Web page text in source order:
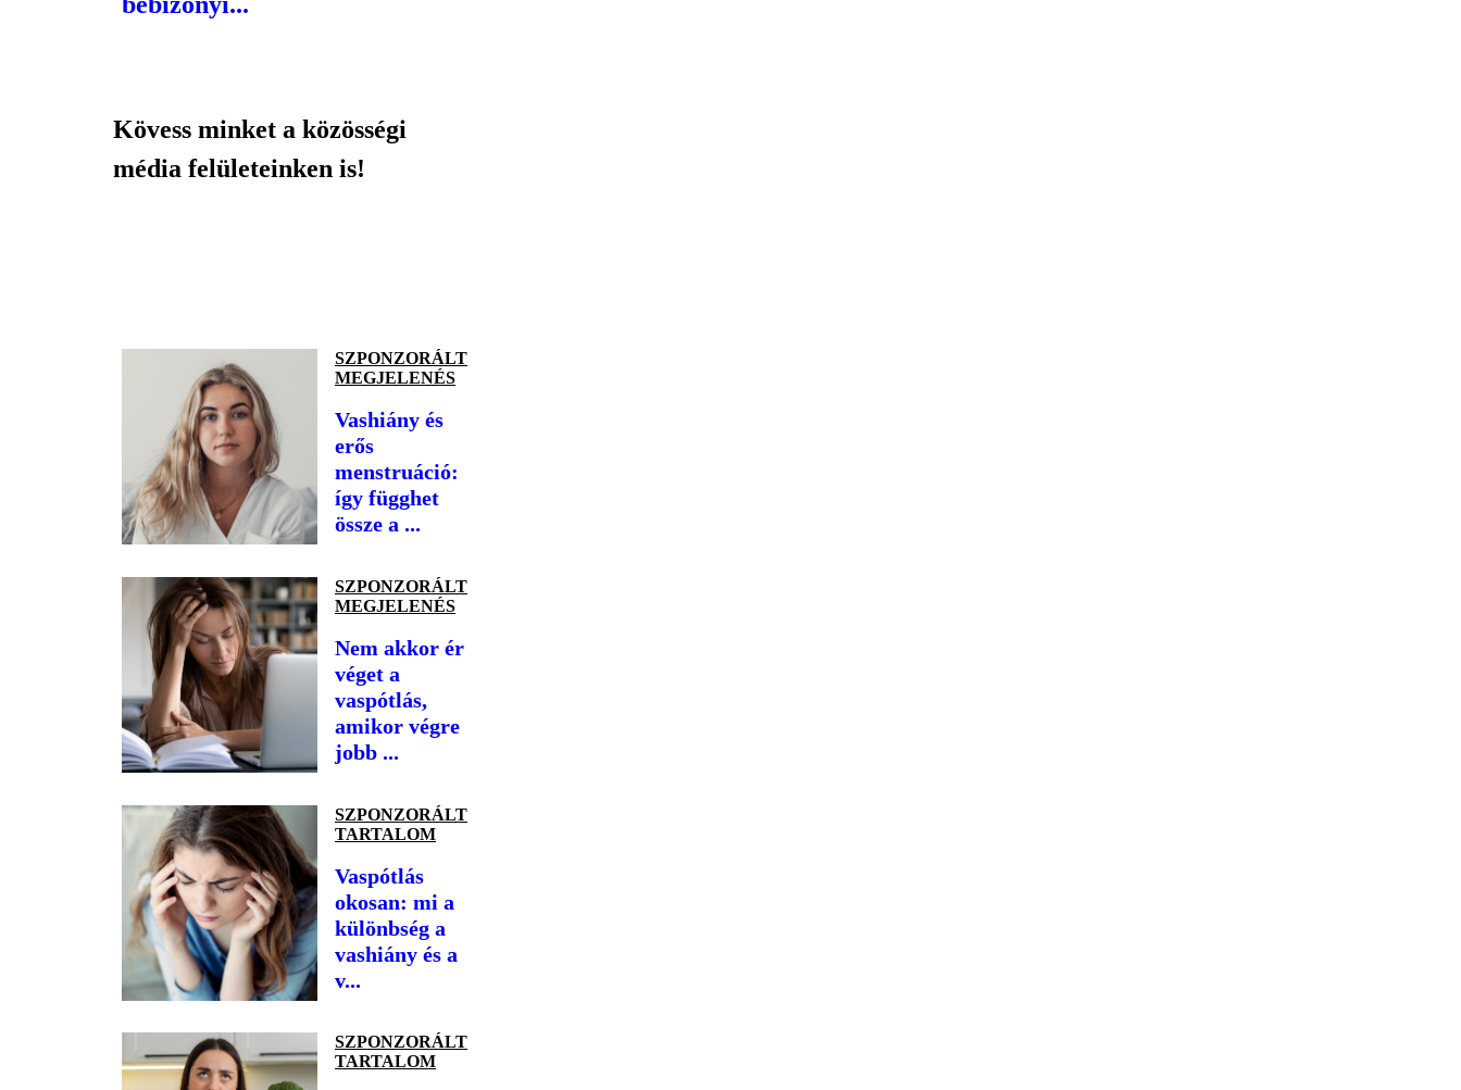
Kövess minket a közösségi
média felületeinken is!
SZPONZORÁLT
MEGJELENÉS
Vashiány és
erős
menstruáció:
így függhet
össze a ...
SZPONZORÁLT
MEGJELENÉS
Nem akkor ér
véget a
vaspótlás,
amikor végre
jobb ...
SZPONZORÁLT
TARTALOM
Vaspótlás
okosan: mi a
különbség a
vashiány és a
v...
SZPONZORÁLT
TARTALOM